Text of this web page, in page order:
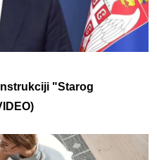
"Starog